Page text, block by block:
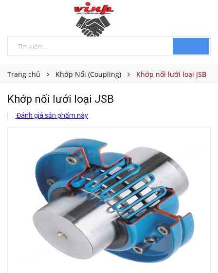
Trang chủ Khớp Nối (Coupling) Khớp nối lưới loại JSB
Khớp nối lưới loại JSB
Đánh giá sản phẩm này